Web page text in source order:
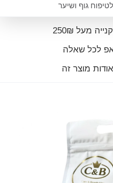
גוף ושיער
מעל 250₪
לכל שאלה
מוצר זה